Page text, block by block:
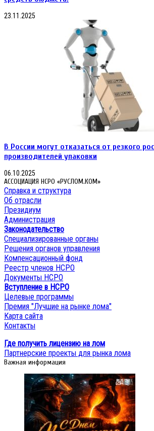
23.11.2025
В России могут отказаться от резкого
производителей упаковки
06.10.2025
АССОЦИАЦИЯ НСРО «РУСЛОМ.КОМ»
Справка и структура
Об отрасли
Президиум
Администрация
Законодательство
Специализированные органы
Решения органов управления
Компенсационный фонд
Реестр членов НСРО
Документы НСРО
Вступление в НСРО
Целевые программы
Премия "Лучшие на рынке лома"
Карта сайта
Контакты
Где получить лицензию на лом
Партнерские проекты для рынка лома
Важная информация